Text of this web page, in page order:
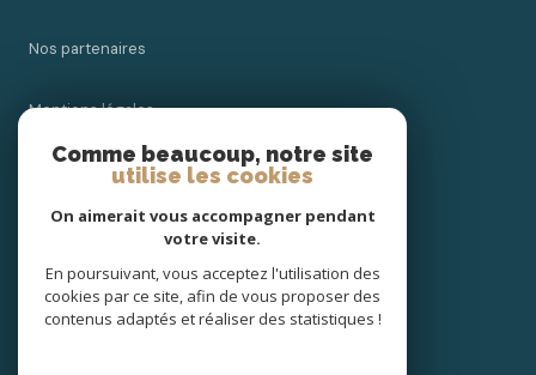
Nos partenaires
Mentions légales
Cookies
Comme beaucoup, notre site
utilise les cookies
On aimerait vous accompagner pendant
votre visite.
En poursuivant, vous acceptez l'utilisation des
cookies par ce site, afin de vous proposer des
contenus adaptés et réaliser des statistiques !